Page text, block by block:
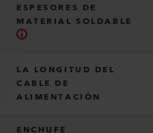
ESPESORES DE
MATERIAL SOLDABLE
LA LONGITUD DEL
CABLE DE
ALIMENTACIÓN
ENCHUFE